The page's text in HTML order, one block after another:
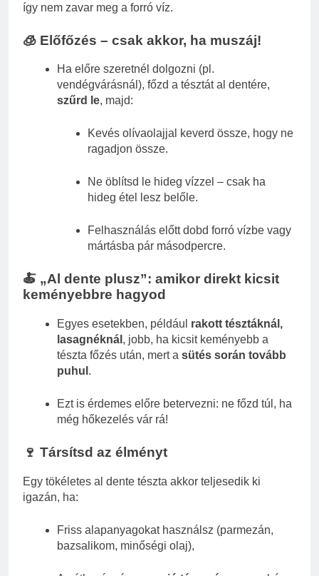
így nem zavar meg a forró víz.
🧊 Előfőzés – csak akkor, ha muszáj!
Ha előre szeretnél dolgozni (pl.
vendégvárásnál), főzd a tésztát al dentére,
szűrd le, majd:
Kevés olívaolajjal keverd össze, hogy ne
ragadjon össze.
Ne öblítsd le hideg vízzel – csak ha
hideg étel lesz belőle.
Felhasználás előtt dobd forró vízbe vagy
mártásba pár másodpercre.
🍝 „Al dente plusz”: amikor direkt kicsit
keményebbre hagyod
Egyes esetekben, például rakott tésztáknál,
lasagnéknál , jobb, ha kicsit keményebb a
tészta főzés után, mert a sütés során tovább
puhul .
Ezt is érdemes előre betervezni: ne főzd túl, ha
még hőkezelés vár rá!
🍷 Társítsd az élményt
Egy tökéletes al dente tészta akkor teljesedik ki
igazán, ha:
Friss alapanyagokat használsz (parmezán,
bazsalikom, minőségi olaj),